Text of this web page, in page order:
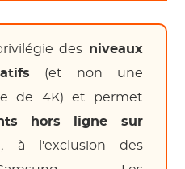
des niveaux
(et non une
de 4K) et permet
hors ligne sur
, à l'exclusion des